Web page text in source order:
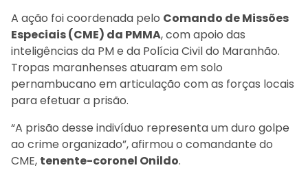
A ação foi coordenada pelo Comando de Missões
Especiais (CME) da PMMA, com apoio das
inteligências da PM e da Polícia Civil do Maranhão.
Tropas maranhenses atuaram em solo
pernambucano em articulação com as forças locais
para efetuar a prisão.
“A prisão desse indivíduo representa um duro golpe
ao crime organizado”, afirmou o comandante do
CME, tenente-coronel Onildo.